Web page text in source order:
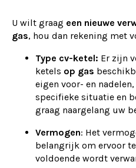
U wilt graag een nieuwe
gas, hou dan rekening met
Type cv-ketel: Er zijn
ketels op gas
eigen voor- en
specifieke situatie en
graag naargelang uw
Vermogen: Het
belangrijk om ervoor
voldoende wordt